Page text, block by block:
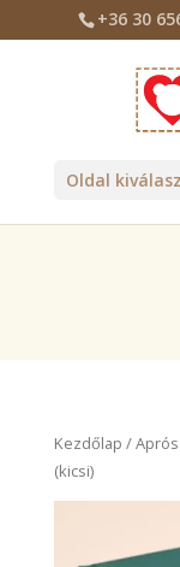
Deprecated:
parameter $tax_class
content/plugins/
+36 30
Oldal
Kezdőlap /
(kicsi)